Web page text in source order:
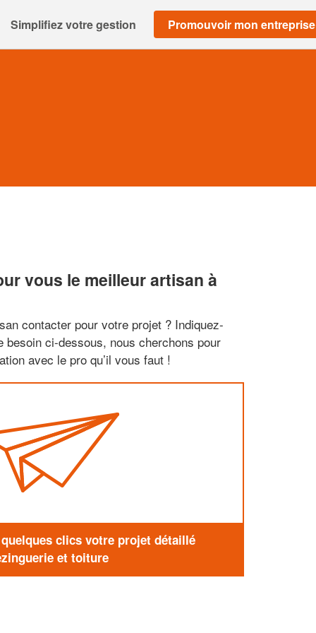
Simplifiez votre gestion Promouvoir mon entreprise
vous le meilleur artisan à
contacter pour votre projet ? Indiquez-
besoin ci-dessous, nous cherchons pour
avec le pro qu’il vous faut !
clics votre projet détaillé
et toiture